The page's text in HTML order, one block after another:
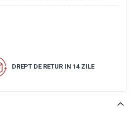
DREPT DE RETUR IN 14 ZILE